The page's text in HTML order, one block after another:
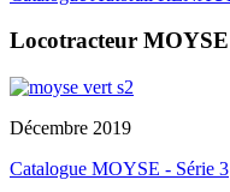
Locotracteur MOYSE
Décembre 2019
Catalogue MOYSE - Série 3